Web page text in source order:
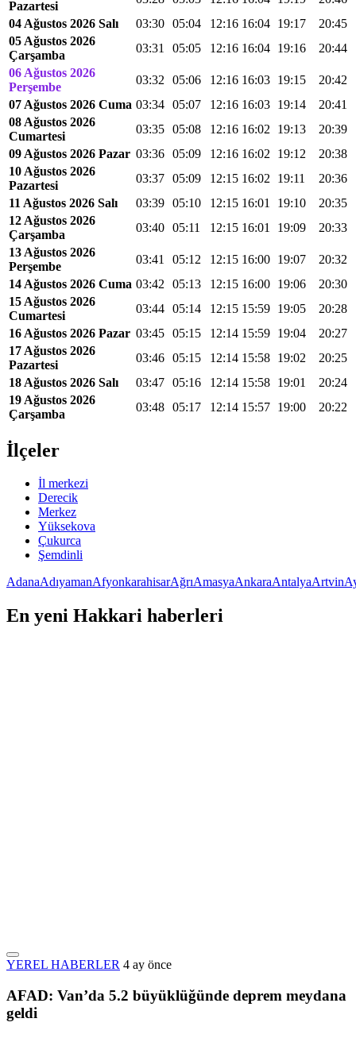
Pazartesi
04 Ağustos 2026 Salı
03:30 05:04 12:16 16:04 19:17
20:45
05 Ağustos 2026
Çarşamba
03:31 05:05 12:16 16:04 19:16
20:44
06 Ağustos 2026
Perşembe
03:32 05:06 12:16 16:03 19:15
20:42
07 Ağustos 2026 Cuma 03:34 05:07 12:16 16:03 19:14
20:41
08 Ağustos 2026
Cumartesi
03:35 05:08 12:16 16:02 19:13
20:39
09 Ağustos 2026 Pazar 03:36 05:09 12:16 16:02 19:12
20:38
10 Ağustos 2026
Pazartesi
03:37 05:09 12:15 16:02 19:11
20:36
11 Ağustos 2026 Salı
03:39 05:10 12:15 16:01 19:10
20:35
12 Ağustos 2026
Çarşamba
03:40 05:11 12:15 16:01 19:09
20:33
13 Ağustos 2026
Perşembe
03:41 05:12 12:15 16:00 19:07
20:32
14 Ağustos 2026 Cuma 03:42 05:13 12:15 16:00 19:06
20:30
15 Ağustos 2026
Cumartesi
03:44 05:14 12:15 15:59 19:05
20:28
16 Ağustos 2026 Pazar 03:45 05:15 12:14 15:59 19:04
20:27
17 Ağustos 2026
Pazartesi
03:46 05:15 12:14 15:58 19:02
20:25
18 Ağustos 2026 Salı
03:47 05:16 12:14 15:58 19:01
20:24
19 Ağustos 2026
Çarşamba
03:48 05:17 12:14 15:57 19:00 20:22
İlçeler
İl merkezi
Derecik
Merkez
Yüksekova
Çukurca
Şemdinli
AdanaAdıyamanAfyonkarahisarAğrıAmasyaAnkaraAntalyaArtvin
En yeni Hakkari haberleri
YEREL HABERLER 4 ay önce
AFAD: Van’da 5.2 büyüklüğünde deprem meydana
geldi